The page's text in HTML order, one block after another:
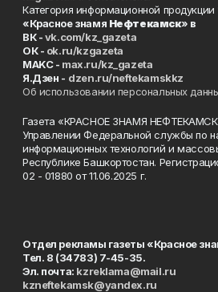
Категория информационной продукции
«Красное знамя Нефтекамск» в
ВК -vk.com/kz_gazeta
ОК - ok.ru/kzgazeta
MAKC - max.ru/kz_gazeta
Я.Дзен - dzen.ru/neftekamskkz
Об использовании персональных
Газета «КРАСНОЕ ЗНАМЯ
Управлении Федеральной службы по
информационных технологий и
Республике Башкортостан.
02 - 01880 от 11.06.2025 г.
Отдел рекламы газеты «Красное
Тел. 8 (34783) 7-45-35.
Эл. почта: kzreklama@mail.ru
kzneftekamsk@yandex.ru